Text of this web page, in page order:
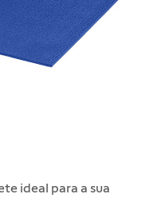
ideal para a sua